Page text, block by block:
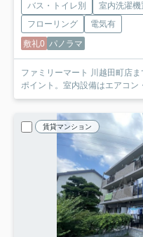
バス・トイレ別 室内洗濯機
フローリング
電気有
敷礼0 パノラマ
ファミリーマート 川越田町店
ポイント。室内設備はエアコン
賃貸マンション